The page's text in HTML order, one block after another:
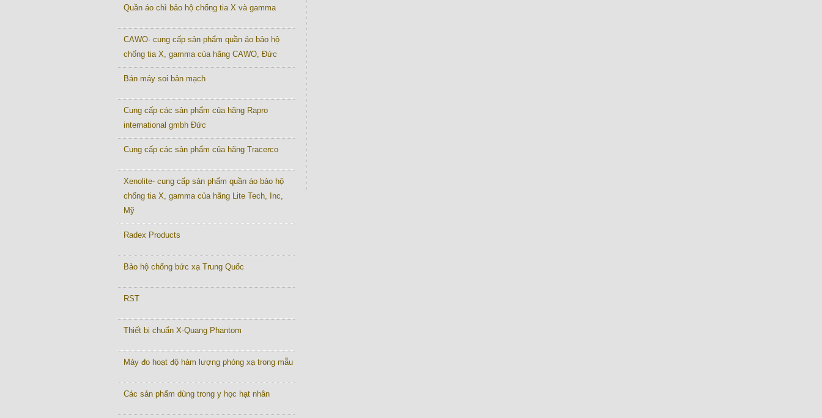
Quần áo chì bảo hộ chống tia X và gamma
CAWO- cung cấp sản phẩm quần áo bảo hộ
chống tia X, gamma của hãng CAWO, Đức
Bán máy soi bản mạch
Cung cấp các sản phẩm của hãng Rapro
international gmbh Đức
Cung cấp các sản phẩm của hãng Tracerco
Xenolite- cung cấp sản phẩm quần áo bảo hộ
chống tia X, gamma của hãng Lite Tech, Inc,
Mỹ
Radex Products
Bảo hộ chống bức xạ Trung Quốc
RST
Thiết bị chuẩn X-Quang Phantom
Máy đo hoạt độ hàm lượng phóng xạ trong mẫu
Các sản phẩm dùng trong y học hạt nhân